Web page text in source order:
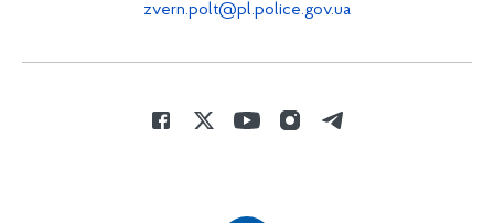
zvern.polt@pl.police.gov.ua